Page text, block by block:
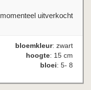
momenteel uitverkocht
bloemkleur: zwart
hoogte: 15 cm
bloei: 5- 8